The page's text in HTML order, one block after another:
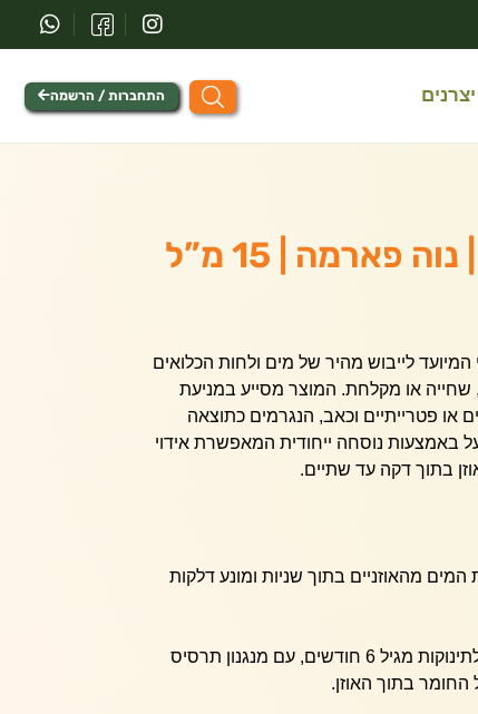
יצרנים התחברות / הרשמה
לייבוש מהיר של מים ולחות הכלואים
שחייה או מקלחת. המוצר מסייע במניעת
או פטרייתיים וכאב, הנגרמים כתוצאה
באמצעות נוסחה ייחודית המאפשרת אידוי
בתוך דקה עד שתיים.
מהאוזניים בתוך שניות ומונע דלקות
מתאים לתינוקות מגיל 6 חודשים, עם מנגנון תרסיס
בתוך האוזן.